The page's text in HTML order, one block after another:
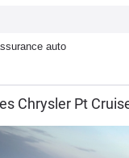
auto
Chrysler Pt